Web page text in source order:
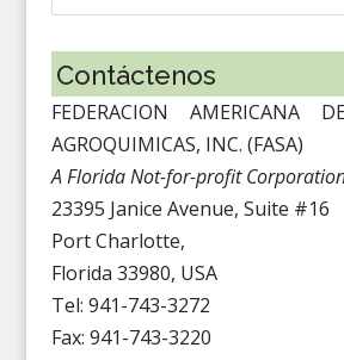
Contáctenos
FEDERACION AMERICANA
AGROQUIMICAS, INC. (FASA)
A Florida Not-for-profit
23395 Janice Avenue, Suite #16
Port Charlotte,
Florida 33980, USA
Tel: 941-743-3272
Fax: 941-743-3220